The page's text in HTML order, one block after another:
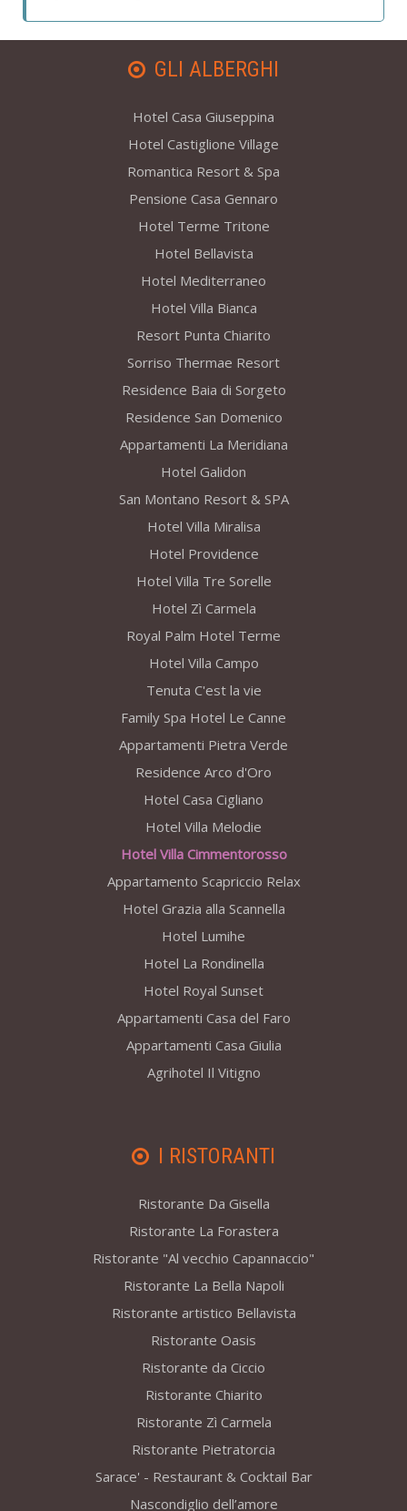
GLI ALBERGHI
Hotel Casa Giuseppina
Hotel Castiglione Village
Romantica Resort & Spa
Pensione Casa Gennaro
Hotel Terme Tritone
Hotel Bellavista
Hotel Mediterraneo
Hotel Villa Bianca
Resort Punta Chiarito
Sorriso Thermae Resort
Residence Baia di Sorgeto
Residence San Domenico
Appartamenti La Meridiana
Hotel Galidon
San Montano Resort & SPA
Hotel Villa Miralisa
Hotel Providence
Hotel Villa Tre Sorelle
Hotel Zì Carmela
Royal Palm Hotel Terme
Hotel Villa Campo
Tenuta C'est la vie
Family Spa Hotel Le Canne
Appartamenti Pietra Verde
Residence Arco d'Oro
Hotel Casa Cigliano
Hotel Villa Melodie
Hotel Villa Cimmentorosso
Appartamento Scapriccio Relax
Hotel Grazia alla Scannella
Hotel Lumihe
Hotel La Rondinella
Hotel Royal Sunset
Appartamenti Casa del Faro
Appartamenti Casa Giulia
Agrihotel Il Vitigno
I RISTORANTI
Ristorante Da Gisella
Ristorante La Forastera
Ristorante "Al vecchio Capannaccio"
Ristorante La Bella Napoli
Ristorante artistico Bellavista
Ristorante Oasis
Ristorante da Ciccio
Ristorante Chiarito
Ristorante Zì Carmela
Ristorante Pietratorcia
Sarace' - Restaurant & Cocktail Bar
Nascondiglio dell’amore